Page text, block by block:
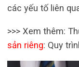
các yếu tố liên
>>> Xem thêm:
sản riêng: Quy